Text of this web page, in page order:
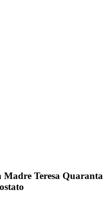
Teresa Quaranta